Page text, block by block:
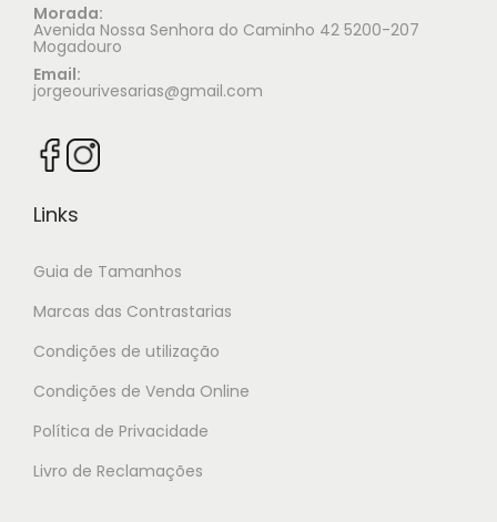
Morada:
Avenida Nossa Senhora do Caminho 42 5200-207
Mogadouro
Email:
jorgeourivesarias@gmail.com
Links
Guia de Tamanhos
Marcas das Contrastarias
Condições de utilização
Condições de Venda Online
Política de Privacidade
Livro de Reclamações